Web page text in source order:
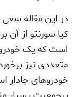
در این مقاله
کیا سورنتو از آن
است که یک خودرو
متعددی نیز
خودروهای جادار